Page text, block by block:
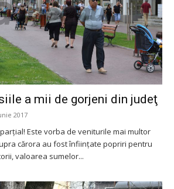
a mii de gorjeni din judeţ
2017
Este vorba de veniturile mai multor
cărora au fost înfiinţate popriri pentru
valoarea sumelor...